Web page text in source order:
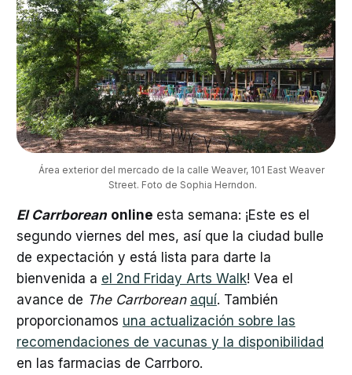
Área exterior del mercado de la calle Weaver, 101 East Weaver
Street. Foto de Sophia Herndon.
El Carrborean online esta semana: ¡Este es el
segundo viernes del mes, así que la ciudad bulle
de expectación y está lista para darte la
bienvenida a el 2nd Friday Arts Walk! Vea el
avance de The Carrborean aquí. También
proporcionamos una actualización sobre las
recomendaciones de vacunas y la disponibilidad
en las farmacias de Carrboro.